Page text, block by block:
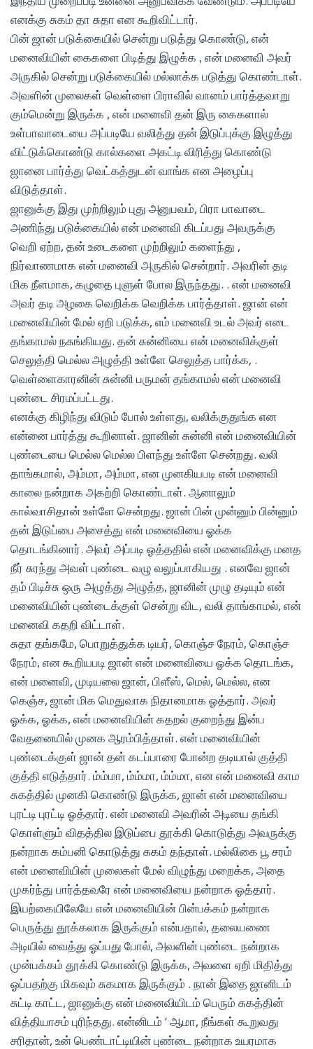
எனக்கு சுகம் தா சுதா என கூறிவிட்டார்.
பின் ஜான் படுக்கையில் சென்று படுத்து கொண்டு, என்
மனைவியின் கைகளை பிடித்து இழுக்க , என் மனைவி அவர்
அருகில் சென்று படுக்கையில் மல்லாக்க படுத்து கொண்டாள்.
அவளின் முலைகள் வெள்ளை பிராவில் வானம் பார்த்தவாறு
கும்மென்று இருக்க , என் மனைவி தன் இரு கைகளால்
உள்பாவாடையை அப்படியே வலித்து தன் இடுப்புக்கு இழுத்து
விட்டுக்கொண்டு கால்களை அகட்டி விரித்து கொண்டு
ஜானை பார்த்து வெட்கத்துடன் வாங்க என அழைப்பு
விடுத்தாள்.
ஜானுக்கு இது முற்றிலும் புது அனுபவம், பிரா பாவாடை
அணிந்து படுக்கையில் என் மனைவி கிடப்பது அவருக்கு
வெறி ஏற்ற, தன் உடைகளை முற்றிலும் களைந்து ,
நிர்வாணமாக என் மனைவி அருகில் சென்றார். அவரின் தடி
மிக நீளமாக, கழுதை புளுள் போல இருந்தது. . என் மனைவி
அவர் தடி அழகை வெறிக்க வெறிக்க பார்த்தாள். ஜான் என்
மனைவியின் மேல் ஏறி படுக்க, எம் மனைவி உடல் அவர் எடை
தங்காமல் நசுங்கியது. தன் சுன்னியை என் மனைவிக்குள்
செலுத்தி மெல்ல அழுத்தி உள்ளே செலுத்த பார்க்க, .
வெள்ளைகாரனின் சுன்னி பருமன் தங்காமல் என் மனைவி
புண்டை சிரமப்பட்டது.
எனக்கு கிழிந்து விடும் போல் உள்ளது, வலிக்குதுங்க என
என்னை பார்த்து கூறினாள். ஜானின் சுன்னி என் மனைவியின்
புண்டையை மெல்ல மெல்ல பிளந்து உள்ளே சென்றது. வலி
தாங்கமால், அம்மா, அம்மா, என முனகியபடி என் மனைவி
காலை நன்றாக அகற்றி கொண்டாள். ஆனாலும்
கால்வாசிதான் உள்ளே சென்றது. ஜான் பின் முன்னும் பின்னும்
தன் இடுப்பை அசைத்து என் மனைவியை ஓக்க
தொடங்கினார். அவர் அப்படி ஓத்ததில் என் மனைவிக்கு மனத
நீர் சுரந்து அவள் புண்டை வழு வலுப்பாகியது . எனவே ஜான்
தம் பிடிச்சு ஒரு அழுத்து அழுத்த, ஜானின் முழு தடியும் என்
மனைவியின் புண்டைக்குள் சென்று விட, வலி தாங்காமல், என்
மனைவி கதறி விட்டாள்.
சுதா தங்கமே, பொறுத்துக்க டியர், கொஞ்ச நேரம், கொஞ்ச
நேரம், என கூறியபடி ஜான் என் மனைவியை ஓக்க தொடங்க,
என் மனைவி, முடியலை ஜான், பிளீஸ், மெல், மெல்ல, என
கெஞ்ச, ஜான் மிக மெதுவாக நிதானமாக ஓத்தார். அவர்
ஓக்க, ஓக்க, என் மனைவியின் கதறல் குறைந்து இன்ப
வேதனையில் முனக ஆரம்பித்தாள். என் மனைவியின்
புண்டைக்குள் ஜான் தன் கடப்பாரை போன்ற தடியால் குத்தி
குத்தி எடுத்தார். ம்ம்மா, ம்ம்மா, ம்ம்மா, என என் மனைவி காம
சுகத்தில் முனகி கொண்டு இருக்க, ஜான் என் மனைவியை
புரட்டி புரட்டி ஓத்தார். என் மனைவி அவரின் அடியை தங்கி
கொள்ளும் விதத்தில இடுப்பை தூக்கி கொடுத்து அவருக்கு
நன்றாக கம்பனி கொடுத்து சுகம் தந்தாள். மல்லிகை பூ சரம்
என் மனைவியின் முலைகள் மேல் விழுந்து மறைக்க, அதை
முகர்ந்து பார்த்தவரே என் மனைவியை நன்றாக ஓத்தார்.
இயற்கையிலேயே என் மனைவியின் பின்பக்கம் நன்றாக
பெருத்து தூக்கலாக இருக்கும் என்பதால், தலையணை
அடியில் வைத்து ஓப்பது போல், அவளின் புண்டை நன்றாக
முன்பக்கம் தூக்கி கொண்டு இருக்க, அவளை ஏறி மிதித்து
ஓப்பதற்கு மிகவும் சுகமாக இருக்கும் . நான் இதை ஜானிடம்
சுட்டி காட்ட, ஜானுக்கு என் மனைவியிடம் பெரும் சுகத்தின்
வித்தியாசம் புரிந்தது. என்னிடம் ‘ ஆமா, நீங்கள் கூறுவது
சரிதான், உன் பெண்டாட்டியின் புண்டை நன்றாக உயரமாக